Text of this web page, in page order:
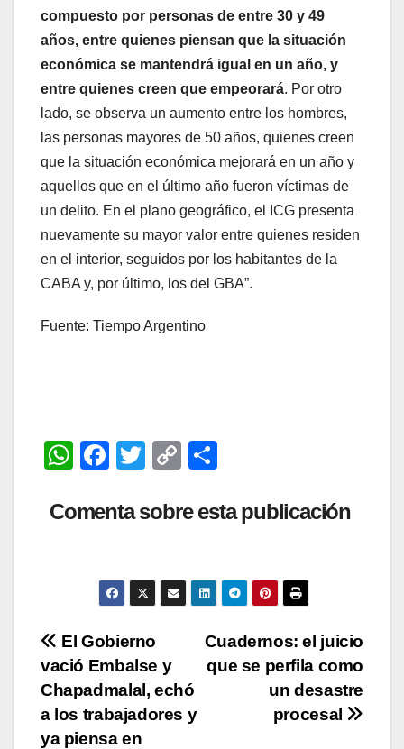
compuesto por personas de entre 30 y 49
años, entre quienes piensan que la situación
económica se mantendrá igual en un año, y
entre quienes creen que empeorará. Por otro
lado, se observa un aumento entre los hombres,
las personas mayores de 50 años, quienes creen
que la situación económica mejorará en un año y
aquellos que en el último año fueron víctimas de
un delito. En el plano geográfico, el ICG presenta
nuevamente su mayor valor entre quienes residen
en el interior, seguidos por los habitantes de la
CABA y, por último, los del GBA”.
Fuente: Tiempo Argentino
W
at
p
F
c
b
o
o
k
T
tt
C
p
Li
n
m
ar
tir
Comenta sobre esta publicación
Navegación
de
entradas
Cuadernos: el juicio
que se perfila como
un desastre
procesal
El Gobierno
vació Embalse y
Chapadmalal, echó
a los trabajadores y
ya piensa en